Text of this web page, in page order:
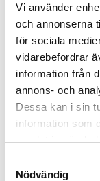
Vi använder
och annonserna
för sociala
vidarebefordrar
information från
annons- och
Dessa kan i sin
information som
samlat in när du
Nödvändig
Sebra
449kr